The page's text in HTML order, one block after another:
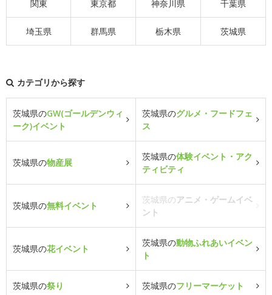
関東 東京都 神奈川県 千葉県
埼玉県 群馬県 栃木県 茨城県
カテゴリから探す
茨城県のGW(ゴールデンウィ
ーク)イベント
茨城県のグルメ・フードフェ
ス
茨城県の物産展
茨城県の体験イベント・アク
ティビティ
茨城県の無料イベント
茨城県のアニメ・ゲームイベ
ント
茨城県の花イベント
茨城県の動物ふれあいイベン
ト
茨城県の祭り 茨城県のフリーマーケット